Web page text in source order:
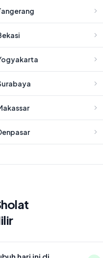
hari ini di